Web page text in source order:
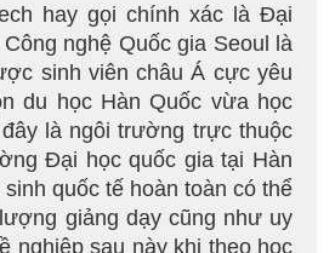
hay gọi chính xác là Đại
nghệ Quốc gia Seoul là
sinh viên châu Á cực yêu
du học Hàn Quốc vừa học
là ngôi trường trực thuộc
Đại học quốc gia tại Hàn
quốc tế hoàn toàn có thể
giảng dạy cũng như uy
nghiệp sau này khi theo học